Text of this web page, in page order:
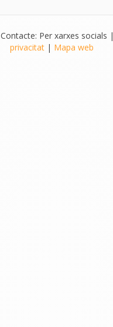
Per xarxes socials |
privacitat| Mapa web